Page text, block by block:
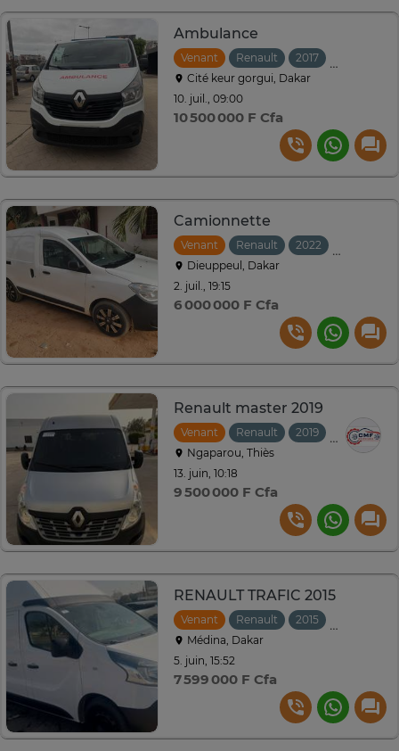
Ambulance
Venant Renault 2017
Cité keur gorgui, Dakar
10. juil., 09:00
10 500 000 F Cfa
Camionnette
Venant Renault 2022
Dieuppeul, Dakar
2. juil., 19:15
6 000 000 F Cfa
Renault master 2019
Venant Renault 2019
Manuelle
Ngaparou, Thiès
13. juin, 10:18
9 500 000 F Cfa
RENAULT TRAFIC 2015
Venant Renault 2015
Médina, Dakar
5. juin, 15:52
7 599 000 F Cfa